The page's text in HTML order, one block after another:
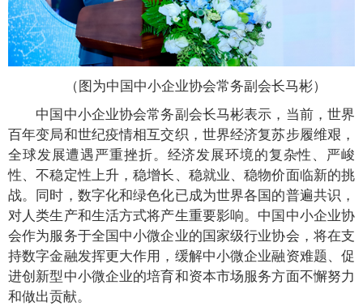
（图为中国中小企业协会常务副会长马彬）
中国中小企业协会常务副会长马彬表示，当前，世界
百年变局和世纪疫情相互交织，世界经济复苏步履维艰，
全球发展遭遇严重挫折。经济发展环境的复杂性、严峻
性、不稳定性上升，稳增长、稳就业、稳物价面临新的挑
战。同时，数字化和绿色化已成为世界各国的普遍共识，
对人类生产和生活方式将产生重要影响。中国中小企业协
会作为服务于全国中小微企业的国家级行业协会，将在支
持数字金融发挥更大作用，缓解中小微企业融资难题、促
进创新型中小微企业的培育和资本市场服务方面不懈努力
和做出贡献。